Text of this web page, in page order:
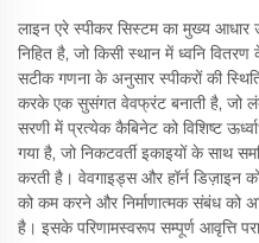
लाइन एरे स्पीकर सिस्टम का मुख्य
निहित है, जो किसी स्थान में ध्वनि
सटीक गणना के अनुसार स्पीकरों की
करके एक सुसंगत वेवफ्रंट बनाती है, जो
सरणी में प्रत्येक कैबिनेट को विशिष्ट
गया है, जो निकटवर्ती इकाइयों के साथ
करती है। वेवगाइड्स और हॉर्न डिज़ाइन
को कम करने और निर्माणात्मक संबंध को
है। इसके परिणामस्वरूप सम्पूर्ण आवृत्ति